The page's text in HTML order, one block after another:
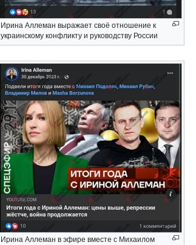
Ирина Аллеман выражает своё отношение к
украинскому конфликту и руководству России
Ирина Аллеман в эфире вместе с Михаилом